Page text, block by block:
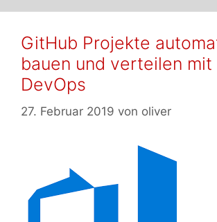
GitHub Projekte
bauen und verteilen mit
DevOps
27. Februar 2019 von oliver